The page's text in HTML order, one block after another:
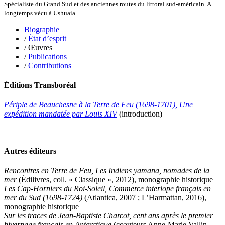
Klein Julie
Klotz Lætitia
Kotry Jérôme
La Brosse Gaële de
Labouche Didier
Lacarrière Jacques
Lacrampe Corine
Laheurte Marielle
Lanni Dominique
Lanouguère-Bruneau Virginie
Leblanc Léopoldine
Lebrun Alain
Lefèvre David
Lelièvre Olivier
Lemire Olivier
Lemonnier Philippe
Lobo Éric
Lodoidamba Chadraabalyn
Spécialiste du Grand Sud et des anciennes routes du littoral sud-américain. A
longtemps vécu à Ushuaia.
Biographie
/État d’esprit
/ Œuvres
/Publications
/Contributions
Éditions Transboréal
Périple de Beauchesne à la Terre de Feu (1698-1701), Une
expédition mandatée par Louis XIV(introduction)
Autres éditeurs
Rencontres en Terre de Feu, Les Indiens yamana, nomades de la
mer(Édilivres, coll. « Classique », 2012), monographie historique
Les Cap-Horniers du Roi-Soleil, Commerce interlope français en
mer du Sud (1698-1724) (Atlantica, 2007 ; L’Harmattan, 2016),
monographie historique
Sur les traces de Jean-Baptiste Charcot, cent ans après le premier